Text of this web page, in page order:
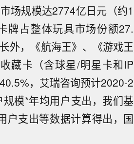
场规模达2774亿日元（约1
牌占整体玩具市场份额27.
外，《航海王》、《游戏王
藏卡（含球星/明星卡和IP
，艾瑞咨询预计2020-2
模*年均用户支出，我们基
户支出等数据计算得出，国